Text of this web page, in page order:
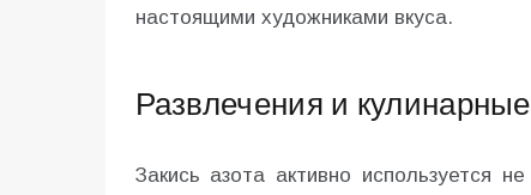
настоящими художниками вкуса.
Развлечения и
Закись азота активно используется